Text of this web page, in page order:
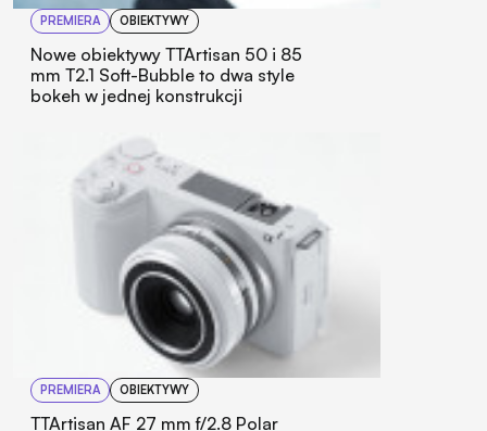
PREMIERA OBIEKTYWY
Nowe obiektywy TTArtisan 50 i 85
mm T2.1 Soft-Bubble to dwa style
bokeh w jednej konstrukcji
PREMIERA OBIEKTYWY
TTArtisan AF 27 mm f/2.8 Polar